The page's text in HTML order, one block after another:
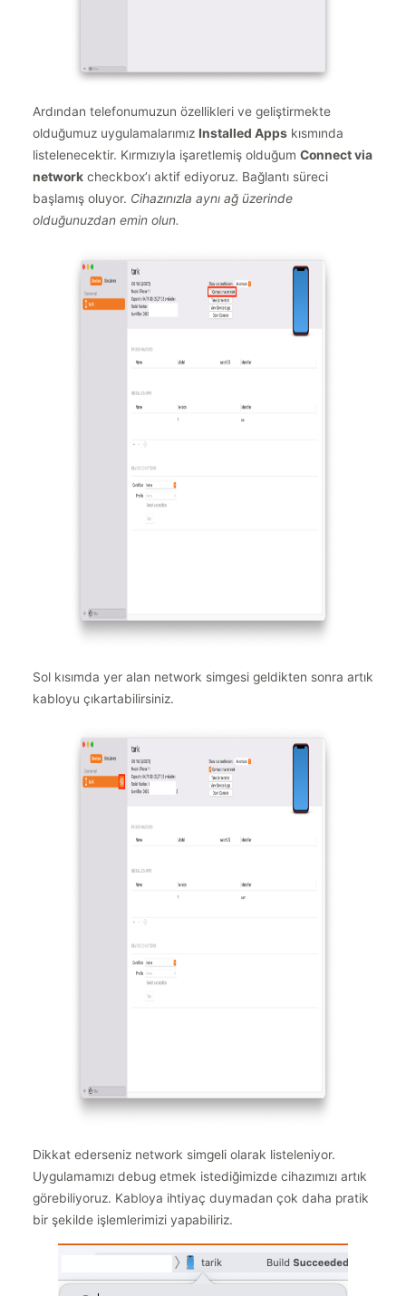
Ardından telefonumuzun özellikleri ve geliştirmekte
olduğumuz uygulamalarımız Installed Apps kısmında
listelenecektir. Kırmızıyla işaretlemiş olduğum Connect via
network checkbox’ı aktif ediyoruz. Bağlantı süreci
başlamış oluyor. Cihazınızla aynı ağ üzerinde
olduğunuzdan emin olun.
Sol kısımda yer alan network simgesi geldikten sonra artık
kabloyu çıkartabilirsiniz.
Dikkat ederseniz network simgeli olarak listeleniyor.
Uygulamamızı debug etmek istediğimizde cihazımızı artık
görebiliyoruz. Kabloya ihtiyaç duymadan çok daha pratik
bir şekilde işlemlerimizi yapabiliriz.